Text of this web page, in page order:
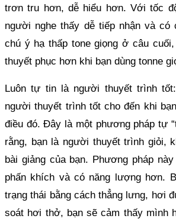
trơn tru hơn, dễ hiểu hơn. Với tốc
người nghe thấy dễ tiếp nhận và có
chú ý hạ thấp tone giọng ở câu
thuyết phục hơn khi bạn dùng tonne
Luôn tự tin là người thuyết trình tốt:
người thuyết trình tốt cho đến khi
điều đó. Đây là một phương pháp tự
rằng, bạn là người thuyết trình giỏi,
bài giảng của bạn. Phương pháp
phấn khích và có năng lượng hơn.
trạng thái bằng cách thẳng lưng, hơi
soát hơi thở, bạn sẽ cảm thấy mình